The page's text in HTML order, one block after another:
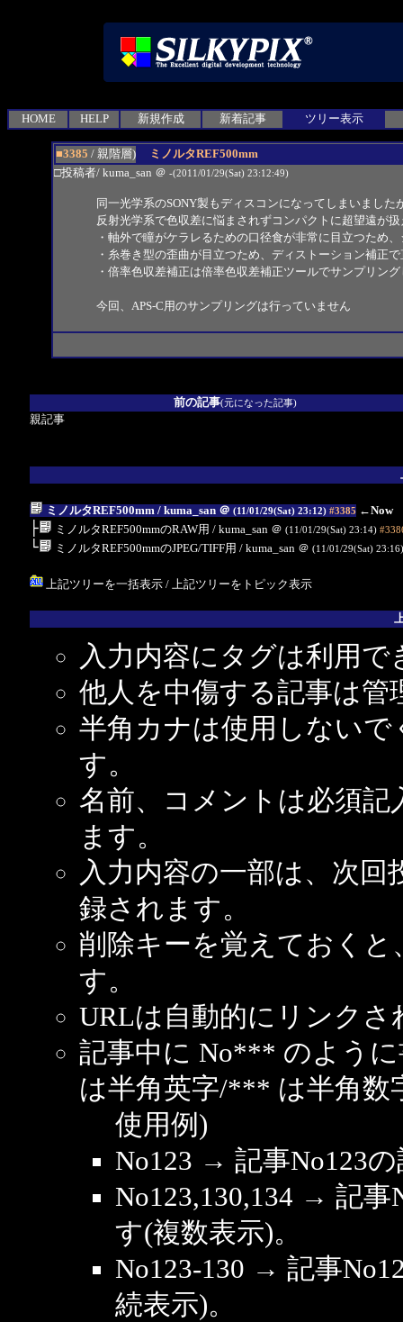
HOME HELP 新規作成 新着記事 ツリー表示
■3385 / 親階層)
ミノルタREF500mm
□投稿者/ kuma_san ＠ -(2011/01/29(Sat) 23:12:49)
同一光学系のSONY製もディスコンになってしまいまし
反射光学系で色収差に悩まされずコンパクトに超望遠が
・軸外で瞳がケラレるための口径食が非常に目立つため
・糸巻き型の歪曲が目立つため、ディストーション補正
・倍率色収差補正は倍率色収差補正ツールでサンプリン
今回、APS-C用のサンプリングは行っていません
前の記事(元になった記事)
親記事
ミノルタREF500mm / kuma_san ＠ (11/01/29(Sat) 23:12) #3385 ←Now
├ ミノルタREF500mmのRAW用 / kuma_san ＠ (11/01/29(Sat) 23:14)
└ ミノルタREF500mmのJPEG/TIFF用 / kuma_san ＠ (11/01/29(Sat)
上記ツリーを一括表示/ 上記ツリーをトピック表示
入力内容にタグは利用で
他人を中傷する記事は管
半角カナは使用しない
す。
名前、コメントは必須
ます。
入力内容の一部は、次
録されます。
削除キーを覚えておく
す。
URLは自動的にリンクさ
記事中に No*** のよう
は半角英字/*** は半角数
使用例)
No123 → 記事No123
No123,130,134 → 記
す(複数表示)。
No123-130 → 記事
続表示)。